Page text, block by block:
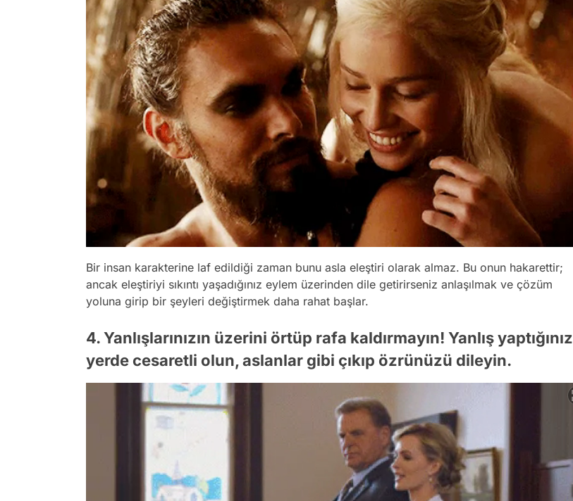
Bir insan karakterine laf edildiği zaman bunu asla eleştiri olarak almaz. Bu onun hakarettir;
ancak eleştiriyi sıkıntı yaşadığınız eylem üzerinden dile getirirseniz anlaşılmak ve çözüm
yoluna girip bir şeyleri değiştirmek daha rahat başlar.
4. Yanlışlarınızın üzerini örtüp rafa kaldırmayın! Yanlış yaptığınız
yerde cesaretli olun, aslanlar gibi çıkıp özrünüzü dileyin.